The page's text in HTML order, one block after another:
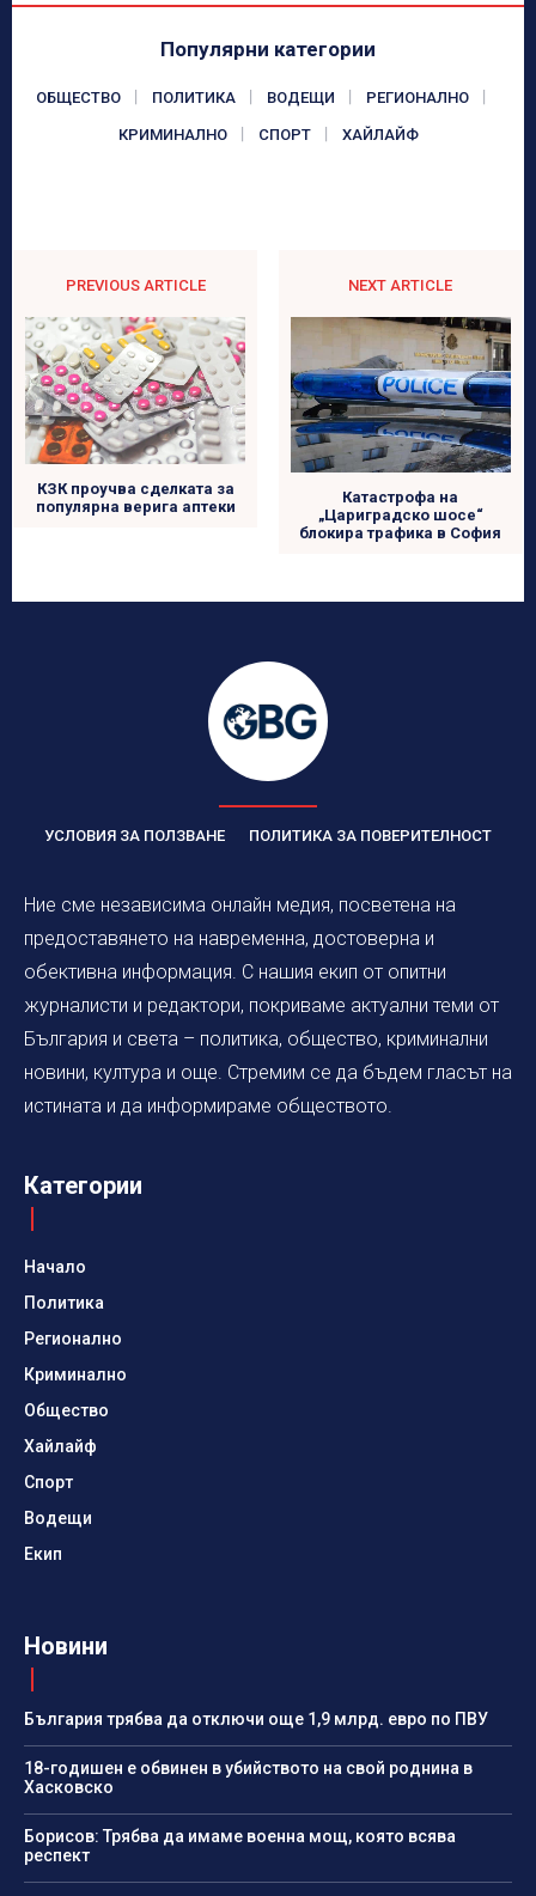
Популярни категории
ОБЩЕСТВО ПОЛИТИКА ВОДЕЩИ РЕГИОНАЛНО
КРИМИНАЛНО СПОРТ ХАЙЛАЙФ
PREVIOUS ARTICLE
КЗК проучва сделката за
популярна верига аптеки
NEXT ARTICLE
Катастрофа на
„Цариградско шосе“
блокира трафика в София
УСЛОВИЯ ЗА ПОЛЗВАНЕ ПОЛИТИКА ЗА ПОВЕРИТЕЛНОСТ
Ние сме независима онлайн медия, посветена на
предоставянето на навременна, достоверна и
обективна информация. С нашия екип от опитни
журналисти и редактори, покриваме актуални теми от
България и света – политика, общество, криминални
новини, култура и още. Стремим се да бъдем гласът на
истината и да информираме обществото.
Категории
Начало
Политика
Регионално
Криминално
Общество
Хайлайф
Спорт
Водещи
Екип
Новини
България трябва да отключи още 1,9 млрд. евро по ПВУ
18-годишен е обвинен в убийството на свой роднина в
Хасковско
Борисов: Трябва да имаме военна мощ, която всява
респект